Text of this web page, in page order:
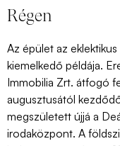
Régen
Az épület az
kiemelkedő példája.
Immobilia Zrt. átfogó
augusztusától
megszületett újjá a
irodaközpont. A